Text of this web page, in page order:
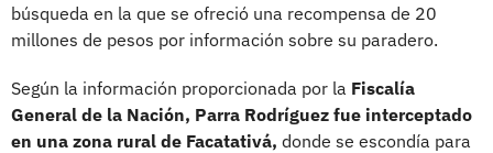
búsqueda en la que se ofreció una recompensa de 20
millones de pesos por información sobre su paradero.
Según la información proporcionada por la Fiscalía
General de la Nación, Parra Rodríguez fue interceptado
en una zona rural de Facatativá, donde se escondía para